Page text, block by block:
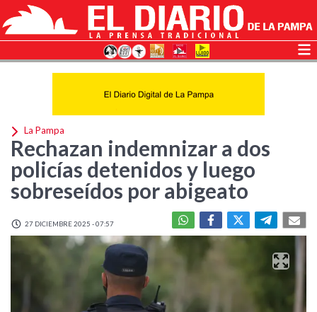
La Pampa
Rechazan indemnizar a dos
policías detenidos y luego
sobreseídos por abigeato
27 DICIEMBRE 2025 - 07:57